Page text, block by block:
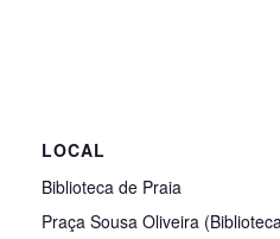
LOCAL
Biblioteca de Praia
Praça Sousa Oliveira